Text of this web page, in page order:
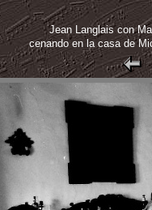
Jean Langlais con
cenando en la casa de